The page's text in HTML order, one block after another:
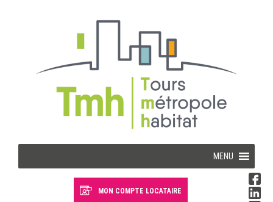
MENU
MON COMPTE LOCATAIRE